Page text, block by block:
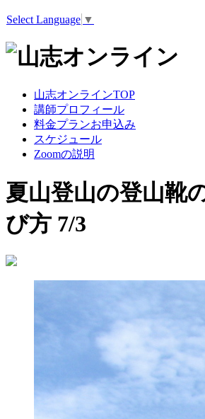
Select Language ▼
山志オンラインTOP
講師プロフィール
料金プランお申込み
スケジュール
Zoomの説明
夏山登山の登山靴
び方 7/3